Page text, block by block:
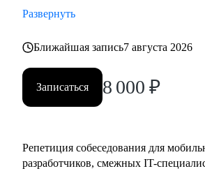
Развернуть
Ближайшая запись7 августа 2026
Записаться 8 000 ₽
Репетиция собеседования для
разработчиков, смежных IT-